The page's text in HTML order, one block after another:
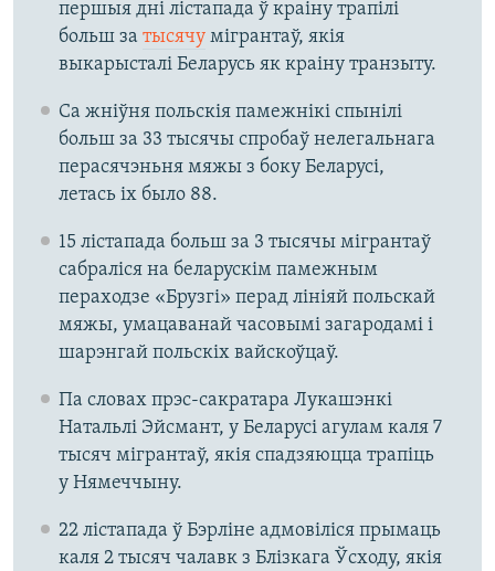
першыя дні лістапада ў краіну трапілі
больш за тысячумігрантаў, якія
выкарысталі Беларусь як краіну транзыту.
Са жніўня польскія памежнікі спынілі
больш за 33 тысячы спробаў нелегальнага
перасячэньня мяжы з боку Беларусі,
летась іх было 88.
15 лістапада больш за 3 тысячы мігрантаў
сабраліся на беларускім памежным
пераходзе «Брузгі» перад лініяй польскай
мяжы, умацаванай часовымі загародамі і
шарэнгай польскіх вайскоўцаў.
Па словах прэс-сакратара Лукашэнкі
Натальлі Эйсмант, у Беларусі агулам каля 7
тысяч мігрантаў, якія спадзяюцца трапіць
у Нямеччыну.
22 лістапада ў Бэрліне адмовіліся прымаць
каля 2 тысяч чалавк з Блізкага Ўсходу, якія